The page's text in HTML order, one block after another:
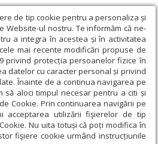
de tip cookie pentru a personaliza și
Website-ul nostru. Te informăm că ne-
a integra în acestea și în activitatea
mai recente modificări propuse de
privind protecția persoanelor fizice în
datelor cu caracter personal și privind
Înainte de a continua navigarea pe
să aloci timpul necesar pentru a citi și
Cookie. Prin continuarea navigării pe
acceptarea utilizării fişierelor de tip
Nu uita totuși că poți modifica în
fişiere cookie urmând instrucțiunile
› Știri › Sfânta Liturghie
la Baia Mare